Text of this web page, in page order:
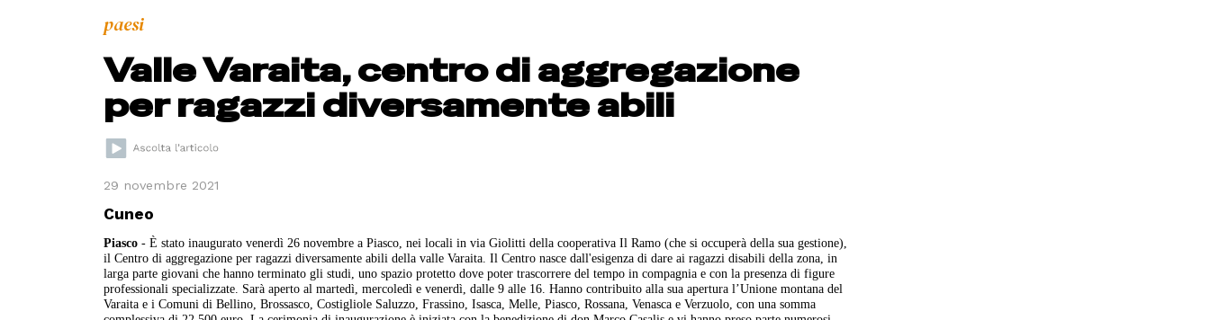
paesi
Valle Varaita, centro di aggregazione
per ragazzi diversamente abili
29 novembre 2021
Cuneo
Piasco - È stato inaugurato venerdì 26 novembre a Piasco, nei locali in via Giolitti della cooperativa Il Ramo (che si occuperà della sua gestione),
il Centro di aggregazione per ragazzi diversamente abili della valle Varaita. Il Centro nasce dall'esigenza di dare ai ragazzi disabili della zona, in
larga parte giovani che hanno terminato gli studi, uno spazio protetto dove poter trascorrere del tempo in compagnia e con la presenza di figure
professionali specializzate. Sarà aperto al martedì, mercoledì e venerdì, dalle 9 alle 16. Hanno contribuito alla sua apertura l’Unione montana del
Varaita e i Comuni di Bellino, Brossasco, Costigliole Saluzzo, Frassino, Isasca, Melle, Piasco, Rossana, Venasca e Verzuolo, con una somma